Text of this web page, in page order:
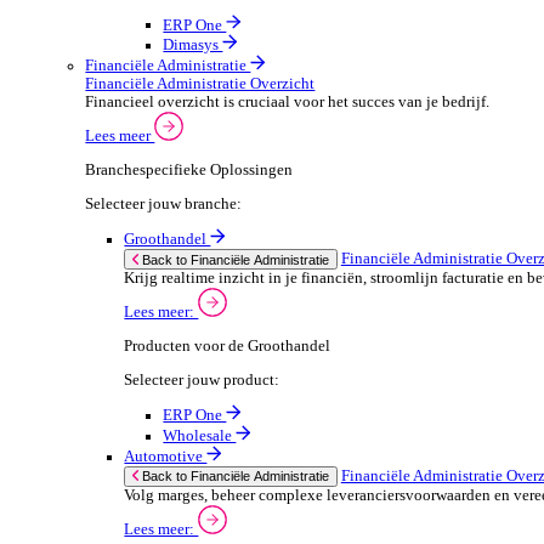
Consent
ERP Producten voor de Automotive
Selecteer jouw product:
ERP One
POS Oplossingen
POS Oplossingen Overzicht
Snelle, naadloze betaalervaring voor je klanten.
Lees meer
Branchespecifieke POS Oplossingen
Selecteer jouw branche:
Back to POS Oplossingen
Bedien je klanten snel en nauwkeuring met
POS Producten voor de Groothandel
Selecteer jouw product: